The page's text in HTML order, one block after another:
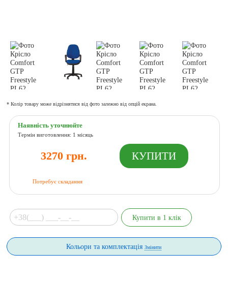
* Колір товару може відрізнятися від фото залежно від опцій екрана.
Наявність уточнюйте
Термін виготовлення: 1 місяць
3270 грн.
Потребує складання
Кольори та комплектаціяЗмінити